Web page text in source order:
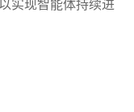
实现智能体持续进